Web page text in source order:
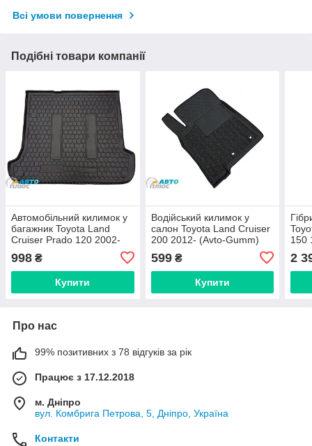
Всі умови повернення
Подібні товари компанії
Автомобільний килимок у
багажник Toyota Land
Cruiser Prado 120 2002-
998 ₴
Купити
Водійський килимок у
салон Toyota Land Cruiser
200 2012- (Avto-Gumm)
599₴
Купити
150
2
Про нас
99% позитивних з 78 відгуків за рік
Працює з 17.12.2018
м. Дніпро
вул. Комбрига Петрова, 5, Дніпро, Україна
Контакти